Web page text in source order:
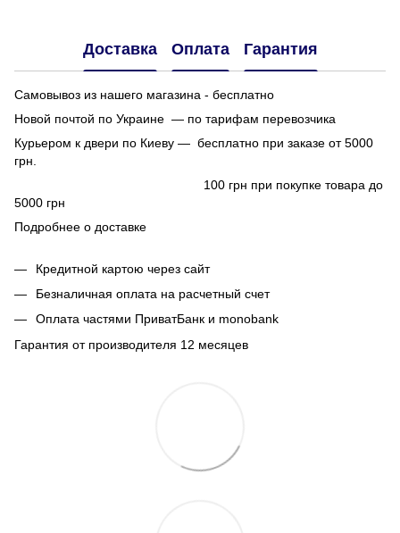
Доставка Оплата Гарантия
Самовывоз из нашего магазина - бесплатно
Новой почтой по Украине — по тарифам перевозчика
Курьером к двери по Киеву — бесплатно при заказе от 5000
грн.
100 грн при покупке товара до
5000 грн
Подробнее о доставке
Кредитной картою через сайт
Безналичная оплата на расчетный счет
Оплата частями ПриватБанк и monobank
Гарантия от производителя 12 месяцев